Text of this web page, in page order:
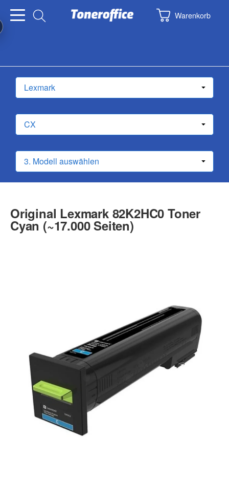
Warenkorb
Original Lexmark 82K2HC0 Toner
Cyan (~17.000 Seiten)